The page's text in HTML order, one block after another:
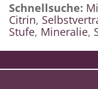
Schnellsuche:
Citrin,
Stufe, Mineralie,